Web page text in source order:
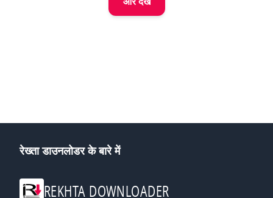
रेख्ता डाउनलोडर के बारे में
REKHTA DOWNLOADER